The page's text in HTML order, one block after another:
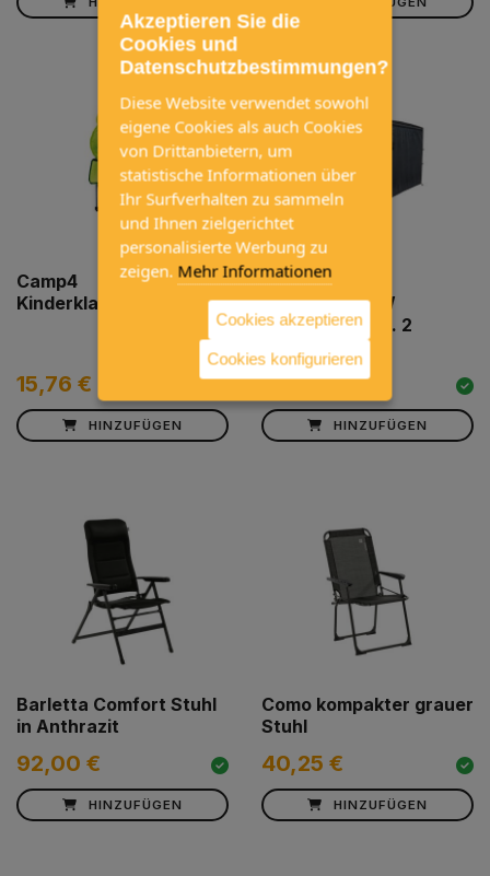
Camp4
Kinderklappstuhl
15,76 €
HINZUFÜGEN
Sitz Organiser
ChairBOXX VW
T5/T6/T6.1 inkl. 2
Klappstühlen
253,16 €
HINZUFÜGEN
Barletta Comfort Stuhl
in Anthrazit
92,00 €
HINZUFÜGEN
Como kompakter grauer
Stuhl
40,25 €
HINZUFÜGEN
Akzeptieren Sie die
Cookies und
Datenschutzbestimmungen?
Diese Website verwendet sowohl
eigene Cookies als auch Cookies
von Drittanbietern, um
statistische Informationen über
Ihr Surfverhalten zu sammeln
und Ihnen zielgerichtet
personalisierte Werbung zu
zeigen. Mehr Informationen
Cookies akzeptieren
Cookies konfigurieren